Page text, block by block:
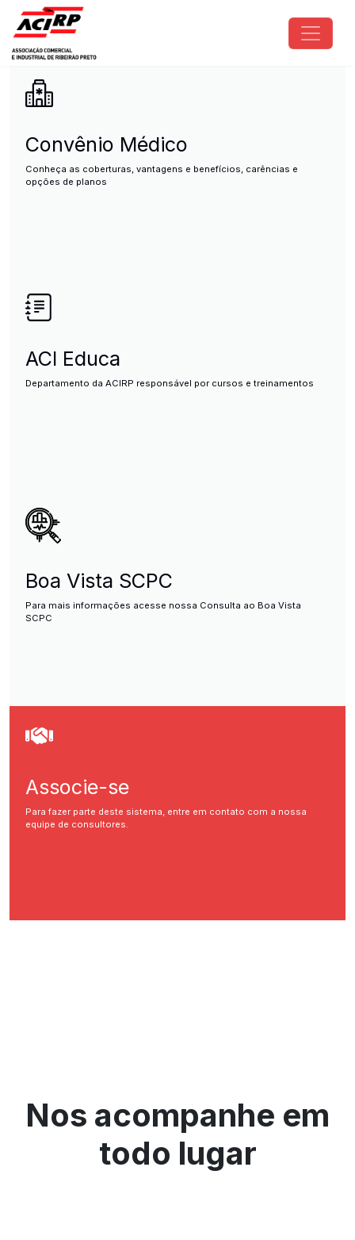
Pular para o conteúdo principal
ACIRP - Associação Comercial
Convênio Médico
Conheça as coberturas, vantagens e benefícios, carências e
opções de planos
ACI Educa
Departamento da ACIRP responsável por cursos e treinamentos
Boa Vista SCPC
Para mais informações acesse nossa Consulta ao Boa Vista
SCPC
Associe-se
Para fazer parte deste sistema, entre em contato com a nossa
equipe de consultores.
Nos acompanhe em
todo lugar